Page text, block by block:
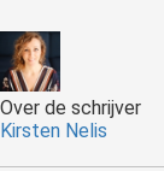
Over de schrijver
Kirsten Nelis